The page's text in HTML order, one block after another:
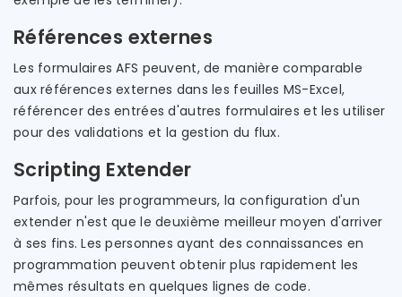
Références externes
Les formulaires AFS peuvent, de manière comparable
aux références externes dans les feuilles MS-Excel,
référencer des entrées d'autres formulaires et les utiliser
pour des validations et la gestion du flux.
Scripting Extender
Parfois, pour les programmeurs, la configuration d'un
extender n'est que le deuxième meilleur moyen d'arriver
à ses fins. Les personnes ayant des connaissances en
programmation peuvent obtenir plus rapidement les
mêmes résultats en quelques lignes de code.